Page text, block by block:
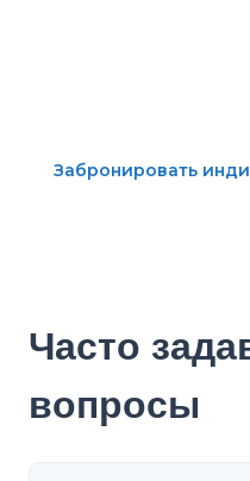
Забронировать
Часто
вопросы